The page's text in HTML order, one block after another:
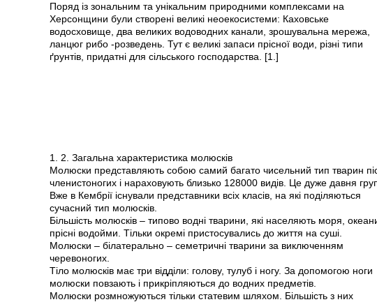
Поряд із зональним та унікальним природними комплексами на
Херсонщини були створені великі неоекосистеми: Каховське
водосховище, два великих водоводних канали, зрошувальна мережа,
ланцюг рибо -розведень. Тут є великі запаси прісної води, різні типи
ґрунтів, придатні для сільського господарства. [1.]
1. 2. Загальна характеристика молюсків
Молюски представляють собою самий багато чисельний тип тварин
членистоногих і нараховують близько 128000 видів. Це дуже давня
Вже в Кембрії існували представники всіх класів, на які поділяються
сучасний тип молюсків.
Більшість молюсків – типово водні тварини, які населяють моря,
прісні водойми. Тільки окремі пристосувались до життя на суші.
Молюски – білатерально – семетричні тварини за виключенням
черевоногих.
Тіло молюсків має три відділи: голову, тулуб і ногу. За допомогою ноги
молюски повзають і прикріпляються до водних предметів.
Молюски розмножуються тільки статевим шляхом. Більшість з них